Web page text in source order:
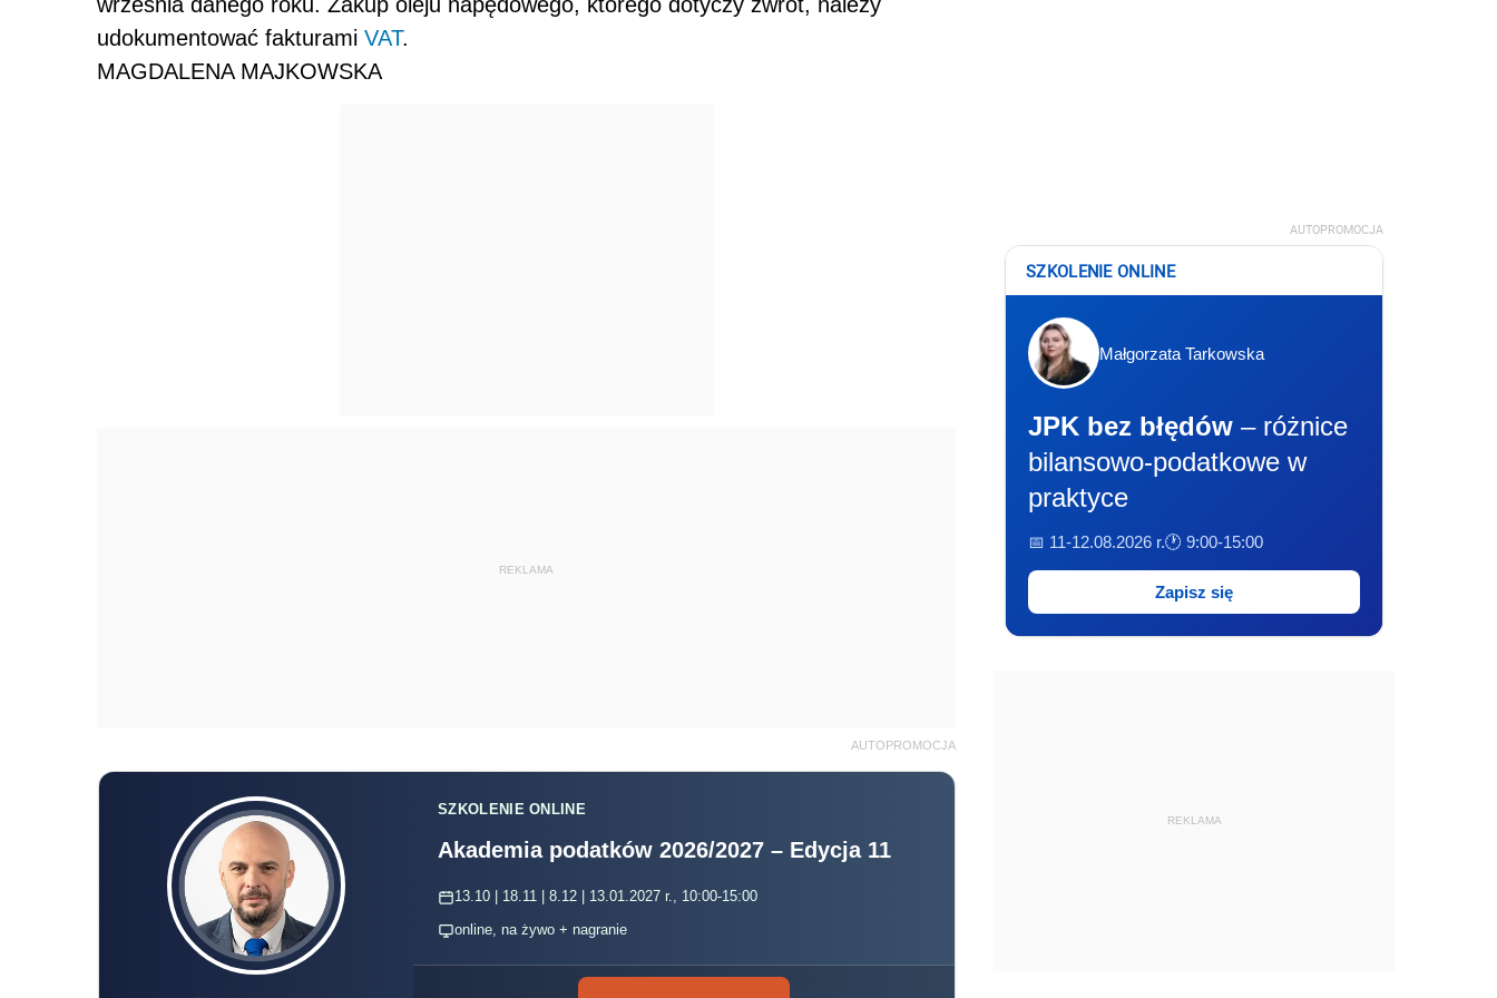
udokumentować fakturami VAT.
MAGDALENA MAJKOWSKA
REKLAMA
AUTOPROMOCJA
SZKOLENIE ONLINE
Akademia podatków 2026/2027 – Edycja 11
13.10 | 18.11 | 8.12 | 13.01.2027 r., 10:00-15:00
online, na żywo + nagranie
AUTOPROMOCJA
SZKOLENIE ONLINE
Małgorzata Tarkowska
JPK bez błędów – różnice
bilansowo-podatkowe w
praktyce
📅 11-12.08.2026 r.🕐 9:00-15:00
Zapisz się
REKLAMA